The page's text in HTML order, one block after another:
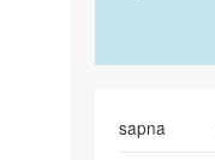
sapna